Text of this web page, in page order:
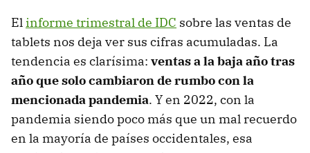
Elinforme trimestral de IDC sobre las ventas de
tablets nos deja ver sus cifras acumuladas. La
tendencia es clarísima: ventas a la baja año tras
año que solo cambiaron de rumbo con la
mencionada pandemia. Y en 2022, con la
pandemia siendo poco más que un mal recuerdo
en la mayoría de países occidentales, esa